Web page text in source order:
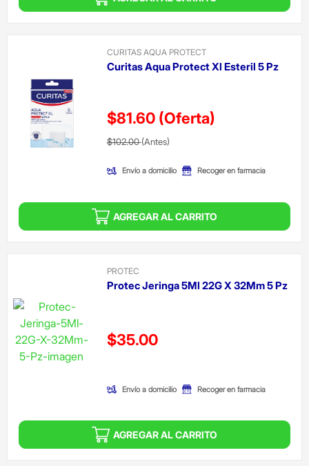
CURITAS AQUA PROTECT
Curitas Aqua Protect Xl Esteril 5 Pz
$81.60 (Oferta)
Precio reducido de
$102.00(Antes)(Oferta)
Envío a domicilio Recoger en farmacia
AGREGAR AL CARRITO
PROTEC
Protec Jeringa 5Ml 22G X 32Mm 5 Pz
Precio reducido de
$35.00
Envío a domicilio Recoger en farmacia
AGREGAR AL CARRITO